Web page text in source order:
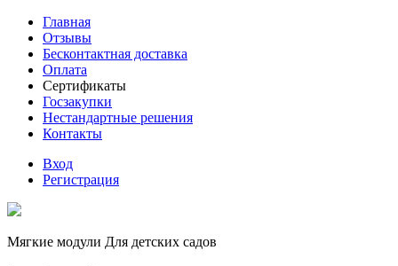
Главная
Отзывы
Бесконтактная доставка
Оплата
Сертификаты
Госзакупки
Нестандартные решения
Контакты
Вход
Регистрация
Мягкие модули Для детских садов